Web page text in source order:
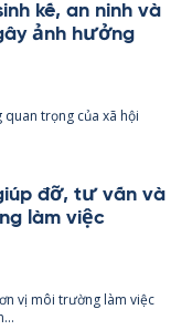
kế, an ninh và
ảnh hưởng
trọng của xã hội
đỡ, tư vấn và
làm việc
vị môi trường làm việc